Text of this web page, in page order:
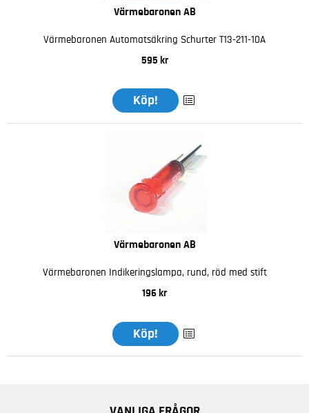
Värmebaronen AB
Värmebaronen Automatsäkring Schurter T13-211-10A
595 kr
Köp!
Värmebaronen AB
Värmebaronen Indikeringslampa, rund, röd med stift
196 kr
Köp!